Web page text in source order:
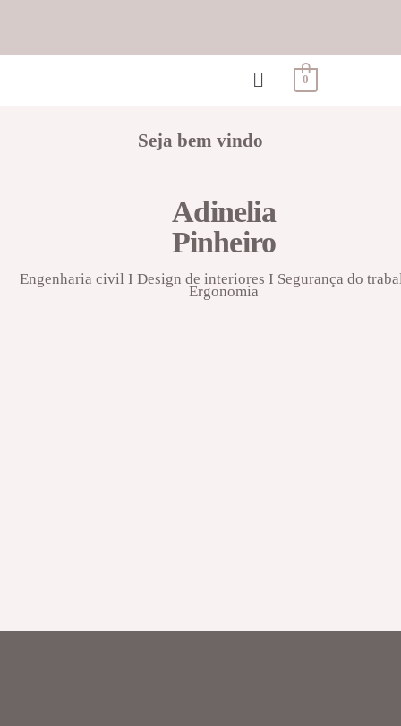
0
Seja bem vindo
Adinelia
Pinheiro
Engenharia civil I Design de interiores I Segurança do
Ergonomia